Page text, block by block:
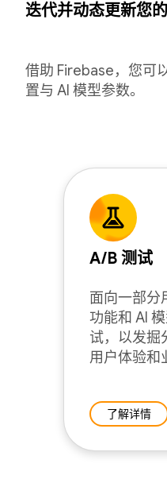
迭代并动态更新您
借助 Firebase，您可
置与 AI 模型参数。
A/B 测试
面向一部分
功能和 AI
试，以发掘
用户体验和
了解详情